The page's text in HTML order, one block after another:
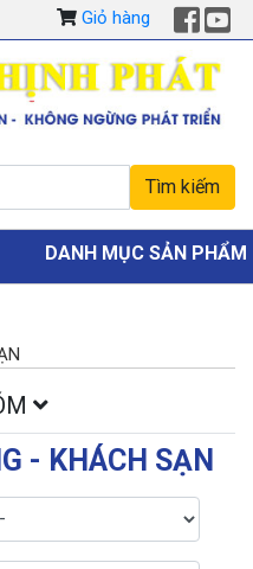
Giỏ hàng
DANH MỤC SẢN PHẨM
- KHÁCH SẠN